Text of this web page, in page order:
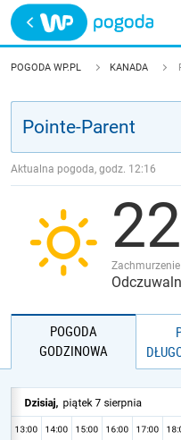
Trwa ładowanie
POLSKA
JAKOŚĆ POWIETRZA
POGODA WP.PL KANADA
Aktualna pogoda, godz. 12:16
22
POGODA
GODZINOWA